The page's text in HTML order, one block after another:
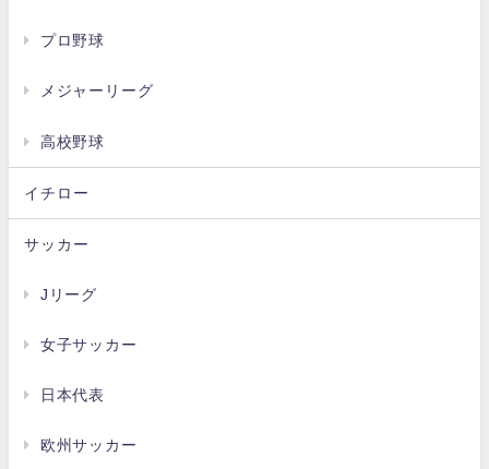
プロ野球
メジャーリーグ
高校野球
イチロー
サッカー
Jリーグ
女子サッカー
日本代表
欧州サッカー